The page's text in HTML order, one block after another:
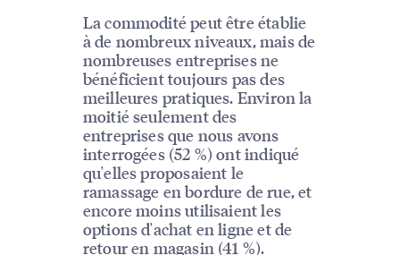
La commodité peut être établie
à de nombreux niveaux, mais de
nombreuses entreprises ne
bénéficient toujours pas des
meilleures pratiques. Environ la
moitié seulement des
entreprises que nous avons
interrogées (52 %) ont indiqué
qu'elles proposaient le
ramassage en bordure de rue, et
encore moins utilisaient les
options d'achat en ligne et de
retour en magasin (41 %).